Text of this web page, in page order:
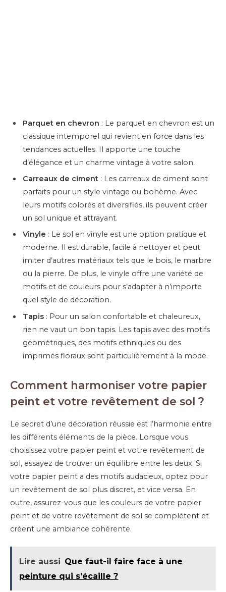
Parquet en chevron : Le parquet en chevron est un
classique intemporel qui revient en force dans les
tendances actuelles. Il apporte une touche
d’élégance et un charme vintage à votre salon.
Carreaux de ciment : Les carreaux de ciment sont
parfaits pour un style vintage ou bohème. Avec
leurs motifs colorés et diversifiés, ils peuvent créer
un sol unique et attrayant.
Vinyle : Le sol en vinyle est une option pratique et
moderne. Il est durable, facile à nettoyer et peut
imiter d’autres matériaux tels que le bois, le marbre
ou la pierre. De plus, le vinyle offre une variété de
motifs et de couleurs pour s’adapter à n’importe
quel style de décoration.
Tapis : Pour un salon confortable et chaleureux,
rien ne vaut un bon tapis. Les tapis avec des motifs
géométriques, des motifs ethniques ou des
imprimés floraux sont particulièrement à la mode.
Comment harmoniser votre papier
peint et votre revêtement de sol ?
Le secret d’une décoration réussie est l’harmonie entre
les différents éléments de la pièce. Lorsque vous
choisissez votre papier peint et votre revêtement de
sol, essayez de trouver un équilibre entre les deux. Si
votre papier peint a des motifs audacieux, optez pour
un revêtement de sol plus discret, et vice versa. En
outre, assurez-vous que les couleurs de votre papier
peint et de votre revêtement de sol se complètent et
créent une ambiance cohérente.
Lire aussi Que faut-il faire face à une
peinture qui s’écaille ?